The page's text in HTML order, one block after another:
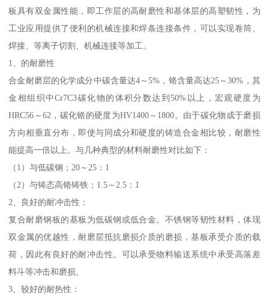
板具有双金属性能，即工作层的高耐磨性和基体层的高塑韧性，为
工业应用提供了便利的机械连接和焊条连接条件，可以实现卷筒、
焊接、等离子切割、机械连接等加工。
1、的耐磨性
合金耐磨层的化学成分中碳含量达4～5%，铬含量高达25～30%，其
金相组织中Cr7C3碳化物的体积分数达到50%以上，宏观硬度为
HRC56～62，碳化铬的硬度为HV1400～1800。由于碳化物成于磨损
方向相垂直分布，即使与同成分和硬度的铸造合金相比较，耐磨性
能提高一倍以上。与几种典型的材料耐磨性对比如下：
（1）与低碳钢；20～25：1
（2）与铸态高铬铸铁；1.5～2.5：1
2、良好的耐冲击性：
复合耐磨钢板的基板为低碳钢或低合金。不锈钢等韧性材料，体现
双金属的优越性，耐磨层抵抗磨损介质的磨损，基板承受介质的载
荷，因此有良好的耐冲击性。可以承受物料输送系统中承受高落差
料斗等冲击和磨损。
3、较好的耐热性：